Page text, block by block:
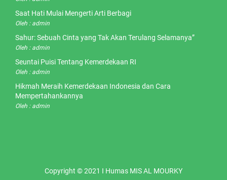
Saat Hati Mulai Mengerti Arti Berbagi
Oleh : admin
Sahur: Sebuah Cinta yang Tak Akan Terulang Selamanya”
Oleh : admin
Seuntai Puisi Tentang Kemerdekaan RI
Oleh : admin
Hikmah Meraih Kemerdekaan Indonesia dan Cara
Mempertahankannya
Oleh : admin
Copyright © 2021 I Humas MIS AL MOURKY